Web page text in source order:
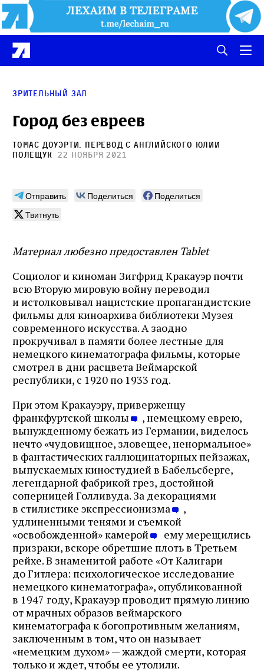
Зрительный зал
Город без евреев
Томас Доуэрти . Перевод с английского Юлии
Полещук
22 ноября 2021
Отправить Поделиться
Поделиться
Твитнуть
Материал любезно предоставлен Tablet
Социолог и киноман Зигфрид Кракауэр почти
всю Вторую мировую войну переводил
и истолковывал нацистские пропагандистские
фильмы для киноархива библиотеки Музея
современного искусства. А заодно
прокручивал в памяти более лестные для
немецкого кинематографа фильмы, которые
смотрел в дни расцвета Веймарской
республики, с 1920 по 1933 год.
При этом Кракауэру, приверженцу
франкфуртской школы
, немецкому еврею,
вынужденному бежать из Германии, виделось
нечто «чудовищное, зловещее, ненормальное»
в фантастических галлюцинаторных пейзажах,
выпускаемых киностудией в Бабельсберге,
легендарной фабрикой грез, достойной
соперницей Голливуда. За декорациями
в стилистике экспрессионизма
,
удлиненными тенями и съемкой
«освобожденной» камерой
ему мерещились
призраки, вскоре обретшие плоть в Третьем
рейхе. В знаменитой работе «От Калигари
до Гитлера: психологическое исследование
немецкого кинематографа», опубликованной
в 1947 году, Кракауэр проводит прямую линию
от мрачных образов веймарского
кинематографа к богопротивным желаниям,
заключенным в том, что он называет
«немецким духом» — жаждой смерти, которая
только и ждет, чтобы ее утолили.